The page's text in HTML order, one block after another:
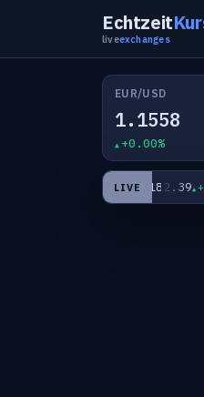
Echtzeit
liveexchanges
EUR/USD
1.1558
+0.00%
LIVE
EUR/JPY182.39